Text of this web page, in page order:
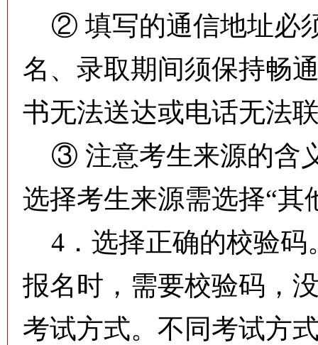
② 填写的通信地址必
名、录取期间须保持畅
书无法送达或电话无法
③ 注意考生来源的含
选择考生来源需选择“其
4．选择正确的校验码
报名时，需要校验码，
考试方式。不同考试方